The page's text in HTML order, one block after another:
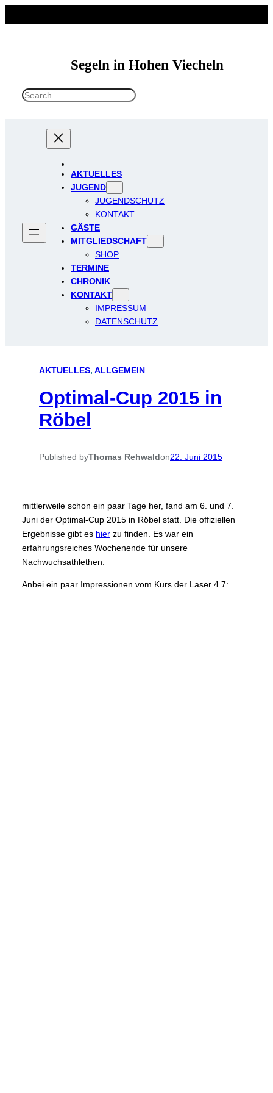
Segeln in Hohen Viecheln
S
AKTUELLES
JUGEND
JUGENDSCHUTZ
KONTAKT
GÄSTE
MITGLIEDSCHAFT
SHOP
TERMINE
CHRONIK
KONTAKT
IMPRESSUM
DATENSCHUTZ
AKTUELLES, ALLGEMEIN
Optimal-Cup 2015 in
Röbel
Published byThomas Rehwaldon22. Juni 2015
mittlerweile schon ein paar Tage her, fand am 6. und 7.
Juni der Optimal-Cup 2015 in Röbel statt. Die offiziellen
Ergebnisse gibt es hier zu finden. Es war ein
erfahrungsreiches Wochenende für unsere
Nachwuchsathlethen.
Anbei ein paar Impressionen vom Kurs der Laser 4.7: